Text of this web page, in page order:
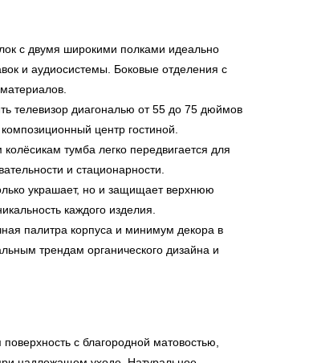
с двумя широкими полками идеально
и аудиосистемы. Боковые отделения с
телевизор диагональю от 55 до 75 дюймов
центр гостиной.
тумба легко передвигается для
и стационарности.
украшает, но и защищает верхнюю
каждого изделия.
палитра корпуса и минимум декора в
трендам органического дизайна и
с благородной матовостью,